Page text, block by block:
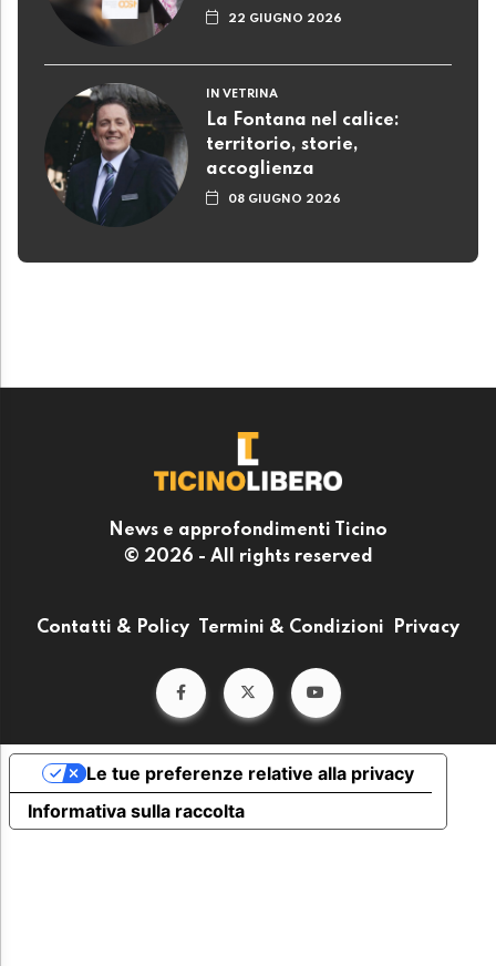
22 GIUGNO 2026
IN VETRINA
La Fontana nel calice:
territorio, storie,
accoglienza
08 GIUGNO 2026
News e approfondimenti Ticino
© 2026 - All rights reserved
Contatti & Policy Termini & Condizioni Privacy
Informativa sulla raccolta
Le tue preferenze relative alla privacy